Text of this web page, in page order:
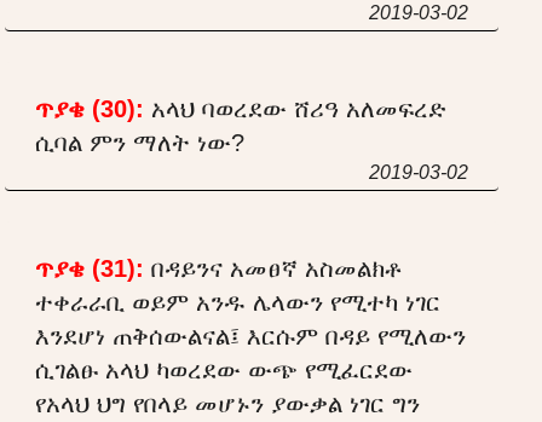
2019-03-02
ጥያቄ (30): አላህ ባወረደው ሸሪዓ አለመፍረድ
ሲባል ምን ማለት ነው?
2019-03-02
ጥያቄ (31): በዳይንና አመፀኛ አስመልክቶ
ተቀራራቢ ወይም አንዱ ሌላውን የሚተካ ነገር
እንደሆነ ጠቅሰውልናል፤ እርሱም በዳይ የሚለውን
ሲገልፁ አላህ ካወረደው ውጭ የሚፈርደው
የአላህ ህግ የበላይ መሆኑን ያውቃል ነገር ግን